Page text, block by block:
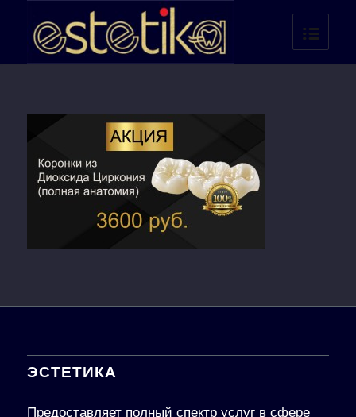
ЭСТЕТИКА
Предоставляет полный спектр услуг в сфере